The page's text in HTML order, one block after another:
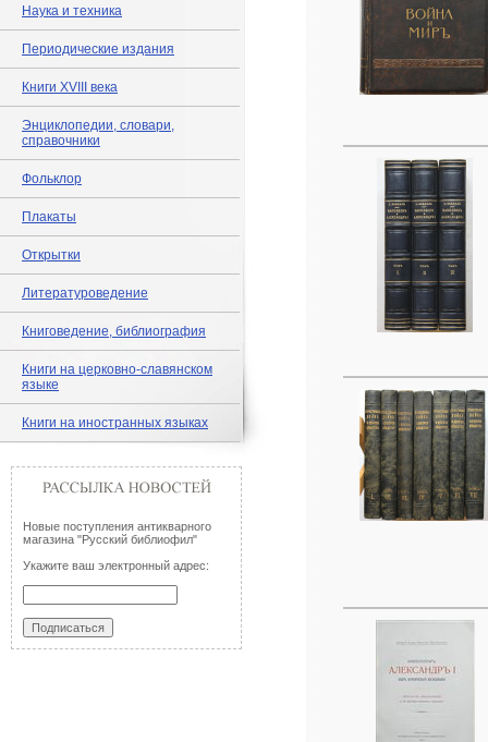
Наука и техника
Периодические издания
Книги XVIII века
Энциклопедии, словари,
справочники
Фольклор
Плакаты
Открытки
Литературоведение
Книговедение, библиография
Книги на церковно-славянском
языке
Книги на иностранных языках
Новые поступления антикварного
магазина "Русский библиофил"
Укажите ваш электронный адрес: